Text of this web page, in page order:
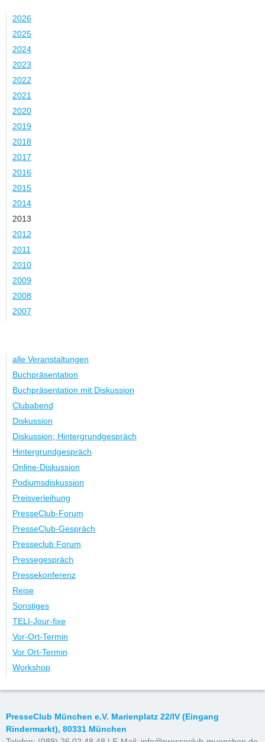
2026
2025
2024
2023
2022
2021
2020
2019
2018
2017
2016
2015
2014
2013
2012
2011
2010
2009
2008
2007
alle Veranstaltungen
Buchpräsentation
Buchpräsentation mit Diskussion
Clubabend
Diskussion
Diskussion; Hintergrundgespräch
Hintergrundgespräch
Online-Diskussion
Podiumsdiskussion
Preisverleihung
PresseClub-Forum
PresseClub-Gespräch
Presseclub Forum
Pressegespräch
Pressekonferenz
Reise
Sonstiges
TELI-Jour-fixe
Vor-Ort-Termin
Vor Ort-Termin
Workshop
PresseClub München e.V. Marienplatz 22/IV (Eingang
Rindermarkt), 80331 München